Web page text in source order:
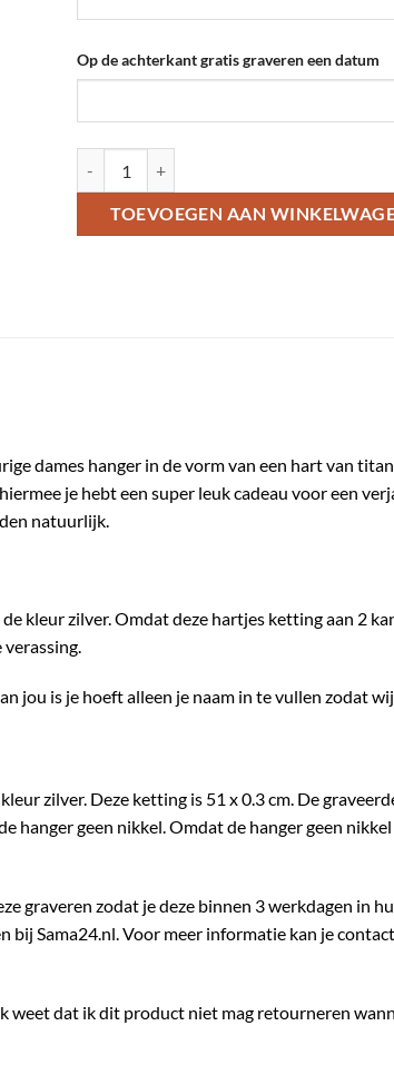
Op de achterkant gratis graveren een datum
TOEVOEGEN AAN
dames hanger in de vorm van een hart van
je hebt een super leuk cadeau voor een
natuurlijk.
kleur zilver. Omdat deze hartjes ketting aan 2
jou is je hoeft alleen je naam in te vullen zodat
zilver. Deze ketting is 51 x 0.3 cm. De
hanger geen nikkel. Omdat de hanger geen
graveren zodat je deze binnen 3 werkdagen in
bij Sama24.nl . Voor meer informatie kan je
dat ik dit product niet mag retourneren